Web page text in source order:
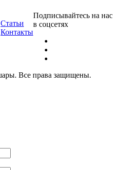
Статьи
Контакты
Подписывайтесь на нас
в соцсетях
Все права защищены.